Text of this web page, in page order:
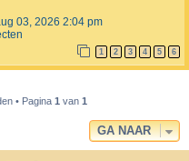
03, 2026 2:04 pm
1 2 3 4 5 6
• Pagina 1van 1
GA NAAR